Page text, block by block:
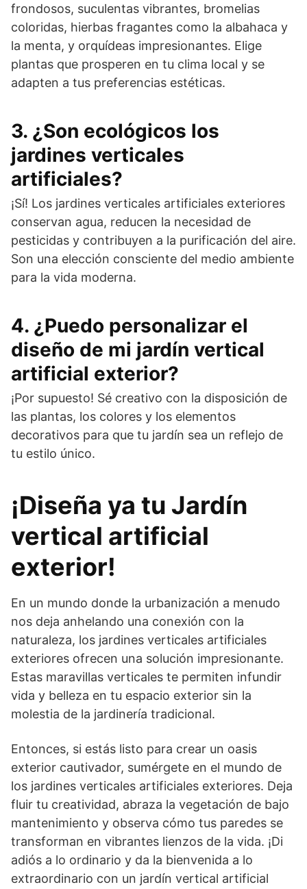
frondosos, suculentas vibrantes, bromelias
coloridas, hierbas fragantes como la albahaca y
la menta, y orquídeas impresionantes. Elige
plantas que prosperen en tu clima local y se
adapten a tus preferencias estéticas.
3. ¿Son ecológicos los
jardines verticales
artificiales?
¡Sí! Los jardines verticales artificiales exteriores
conservan agua, reducen la necesidad de
pesticidas y contribuyen a la purificación del aire.
Son una elección consciente del medio ambiente
para la vida moderna.
4. ¿Puedo personalizar el
diseño de mi jardín vertical
artificial exterior?
¡Por supuesto! Sé creativo con la disposición de
las plantas, los colores y los elementos
decorativos para que tu jardín sea un reflejo de
tu estilo único.
¡Diseña ya tu Jardín
vertical artificial
exterior!
En un mundo donde la urbanización a menudo
nos deja anhelando una conexión con la
naturaleza, los jardines verticales artificiales
exteriores ofrecen una solución impresionante.
Estas maravillas verticales te permiten infundir
vida y belleza en tu espacio exterior sin la
molestia de la jardinería tradicional.
Entonces, si estás listo para crear un oasis
exterior cautivador, sumérgete en el mundo de
los jardines verticales artificiales exteriores. Deja
fluir tu creatividad, abraza la vegetación de bajo
mantenimiento y observa cómo tus paredes se
transforman en vibrantes lienzos de la vida. ¡Di
adiós a lo ordinario y da la bienvenida a lo
extraordinario con un jardín vertical artificial